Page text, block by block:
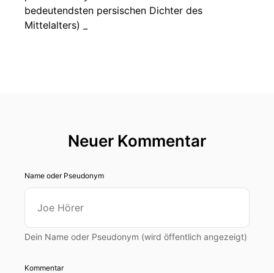
bedeutendsten persischen Dichter des
Mittelalters) _
Neuer Kommentar
Name oder Pseudonym
Dein Name oder Pseudonym (wird öffentlich angezeigt)
Kommentar